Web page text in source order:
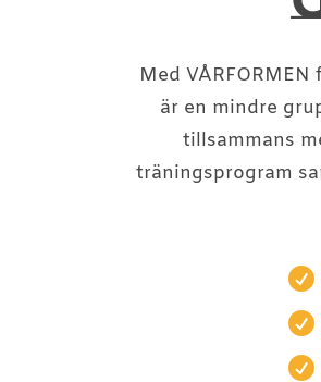
Med
är en mindre
tillsammans
träningsprogram


